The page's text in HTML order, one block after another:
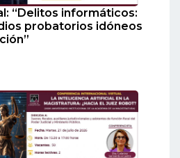
“Delitos informáticos:
probatorios idóneos